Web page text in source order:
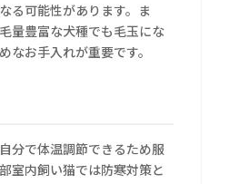
る可能性があります。ま
量豊富な犬種でも毛玉にな
なお手入れが重要です。
分で体温調節できるため服
室内飼い猫では防寒対策と